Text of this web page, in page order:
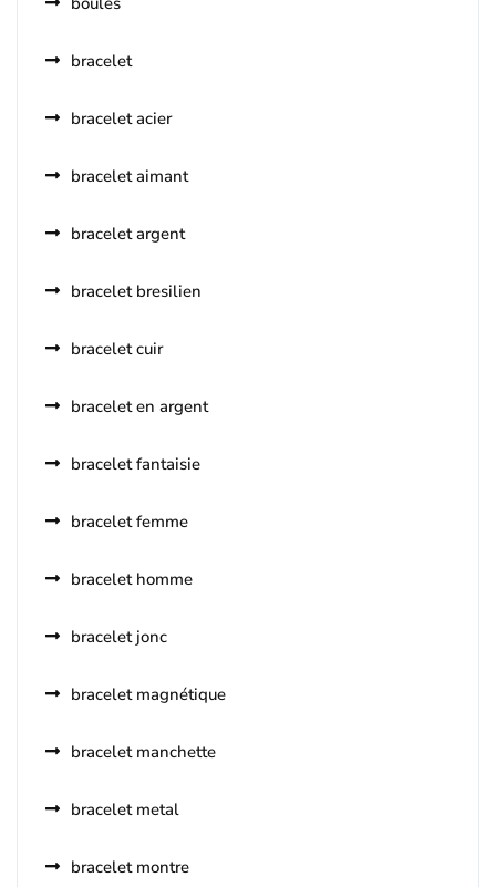
bracelet
bracelet acier
bracelet aimant
bracelet argent
bracelet bresilien
bracelet cuir
bracelet en argent
bracelet fantaisie
bracelet femme
bracelet homme
bracelet jonc
bracelet magnétique
bracelet manchette
bracelet metal
bracelet montre